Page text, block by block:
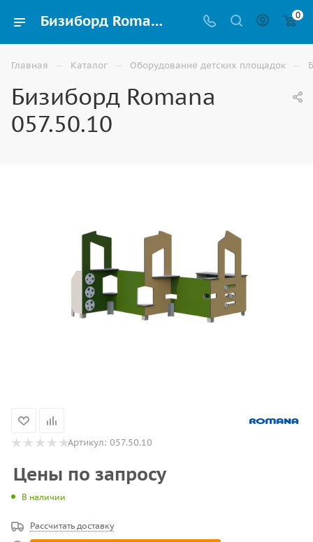
Бизиборд Romana 057.50.10 для детского сада и игровой площадки купить в Волгограде | ВИНКО 0
Главная — Каталог — Оборудование детских площадок —
Бизиборд Romana
057.50.10
Артикул: 057.50.10
Цены по запросу
В наличии
Рассчитать доставку